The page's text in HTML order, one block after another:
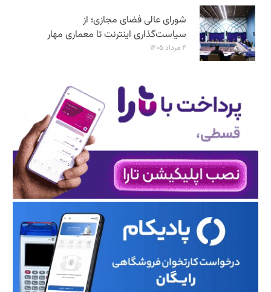
شورای عالی فضای مجازی؛ از
سیاست‌گذاری اینترنت تا معماری مهار
۴ مرداد ۱۴۰۵